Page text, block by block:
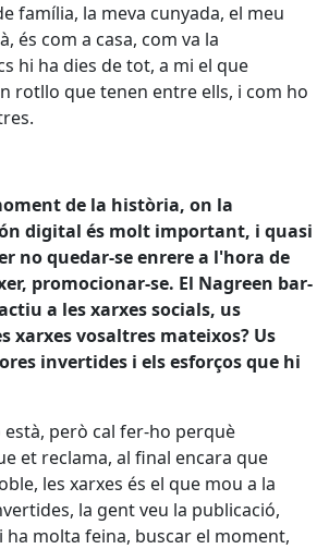
família, la meva cunyada, el meu
és com a casa, com va la
hi ha dies de tot, a mi el que
rotllo que tenen entre ells, i com ho
de la història, on la
digital és molt important, i quasi
no quedar-se enrere a l'hora de
promocionar-se. El Nagreen bar-
a les xarxes socials, us
xarxes vosaltres mateixos? Us
invertides i els esforços que hi
però cal fer-ho perquè
et reclama, al final encara que
les xarxes és el que mou a la
la gent veu la publicació,
ha molta feina, buscar el moment,